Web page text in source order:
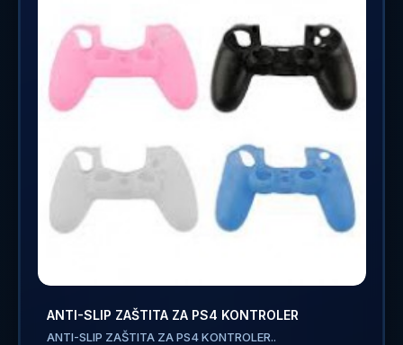
ANTI-SLIP ZAŠTITA ZA PS4 KONTROLER
ANTI-SLIP ZAŠTITA ZA PS4 KONTROLER..